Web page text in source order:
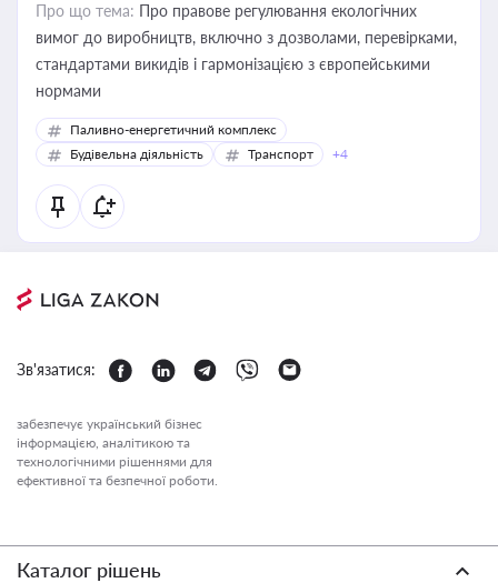
Про що тема: Про правове регулювання екологічних
вимог до виробництв, включно з дозволами, перевірками,
стандартами викидів і гармонізацією з європейськими
нормами
Паливно-енергетичний комплекс
Будівельна діяльність
Транспорт +4
Зв'язатися:
забезпечує український бізнес
інформацією, аналітикою та
технологічними рішеннями для
ефективної та безпечної роботи.
Каталог рішень